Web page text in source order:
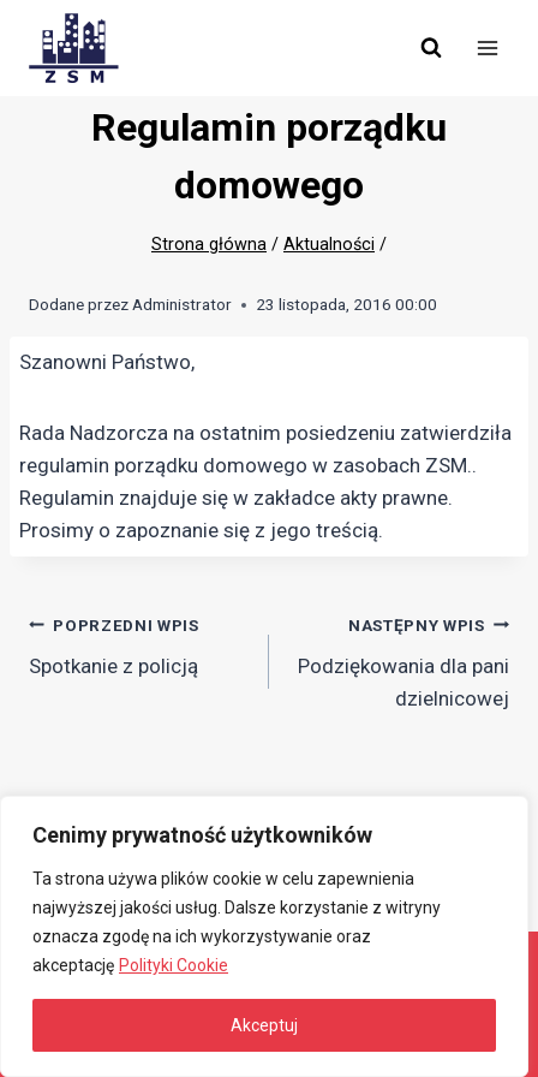
Cenimy prywatność użytkowników
Ta strona używa plików cookie w celu zapewnienia
najwyższej jakości usług. Dalsze korzystanie z witryny
oznacza zgodę na ich wykorzystywanie oraz
akceptację Polityki Cookie
Akceptuj
content
Regulamin porządku
domowego
Strona główna / Aktualności /
Dodane przezAdministrator 23 listopada, 2016 00:00
Szanowni Państwo,
Rada Nadzorcza na ostatnim posiedzeniu zatwierdziła
regulamin porządku domowego w zasobach ZSM..
Regulamin znajduje się w zakładce akty prawne.
Prosimy o zapoznanie się z jego treścią.
Nawigacja
wpisu
POPRZEDNI WPIS
Spotkanie z policją
NASTĘPNY WPIS
Podziękowania dla pani
dzielnicowej
© 2026 Związkowa Spółdzielnia Mieszkaniowa